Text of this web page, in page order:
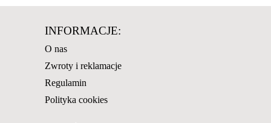
INFORMACJE:
O nas
Zwroty i reklamacje
Regulamin
Polityka cookies